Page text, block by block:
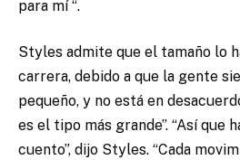
para mí “.
Styles admite que el tamaño lo
carrera, debido a que la gente
pequeño, y no está en
es el tipo más grande”. “Así que
cuento”, dijo Styles. “Cada